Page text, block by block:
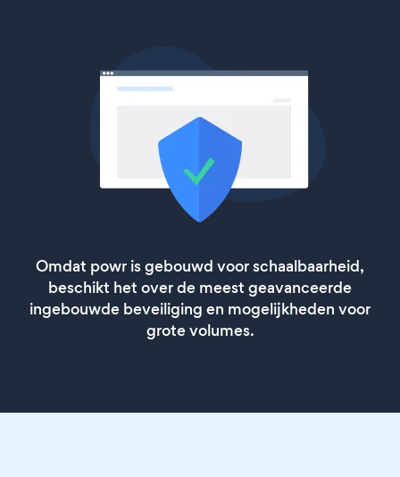
Omdat powr is gebouwd voor schaalbaarheid,
beschikt het over de meest geavanceerde
ingebouwde beveiliging en mogelijkheden voor
grote volumes.